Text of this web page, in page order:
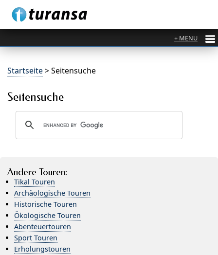
Startseite> Seitensuche
Seitensuche
Andere Touren:
Tikal Touren
Archäologische Touren
Historische Touren
Ökologische Touren
Abenteuertouren
Sport Touren
Erholungstouren